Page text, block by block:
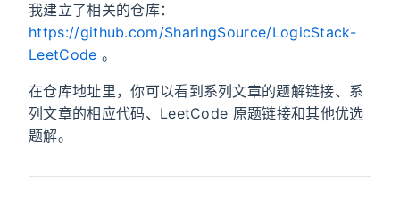
我建立了相关的仓库：
https://github.com/SharingSource/LogicStack-
LeetCode 。
在仓库地址里，你可以看到系列文章的题解链接、系
列文章的相应代码、LeetCode 原题链接和其他优选
题解。